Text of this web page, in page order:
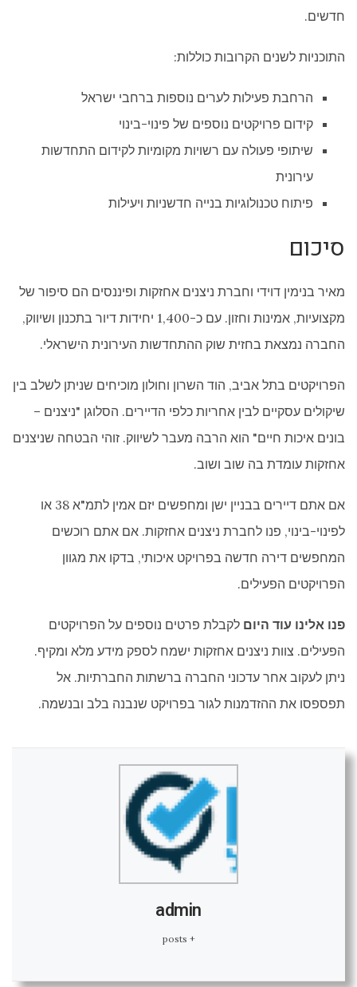
חדשים.
התוכניות לשנים הקרובות כוללות:
הרחבת פעילות לערים נוספות ברחבי ישראל
קידום פרויקטים נוספים של פינוי-בינוי
שיתופי פעולה עם רשויות מקומיות לקידום התחדשות
עירונית
פיתוח טכנולוגיות בנייה חדשניות ויעילות
סיכום
מאיר בנימין דוידי וחברת ניצנים אחזקות ופיננסים הם סיפור של
מקצועיות, אמינות וחזון. עם כ-1,400 יחידות דיור בתכנון ושיווק,
החברה נמצאת בחזית שוק ההתחדשות העירונית הישראלי.
הפרויקטים בתל אביב, הוד השרון וחולון מוכיחים שניתן לשלב בין
שיקולים עסקיים לבין אחריות כלפי הדיירים. הסלוגן "ניצנים –
בונים איכות חיים" הוא הרבה מעבר לשיווק. זוהי הבטחה שניצנים
אחזקות עומדת בה שוב ושוב.
אם אתם דיירים בבניין ישן ומחפשים יזם אמין לתמ"א 38 או
לפינוי-בינוי, פנו לחברת ניצנים אחזקות. אם אתם רוכשים
המחפשים דירה חדשה בפרויקט איכותי, בדקו את מגוון
הפרויקטים הפעילים.
פנו אלינו עוד היום לקבלת פרטים נוספים על הפרויקטים
הפעילים. צוות ניצנים אחזקות ישמח לספק מידע מלא ומקיף.
ניתן לעקוב אחר עדכוני החברה ברשתות החברתיות. אל
תפספסו את ההזדמנות לגור בפרויקט שנבנה בלב ובנשמה.
admin
+ posts